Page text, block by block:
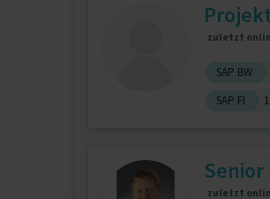
zuletzt
SAP BW
SAP FI
Senior
zuletzt